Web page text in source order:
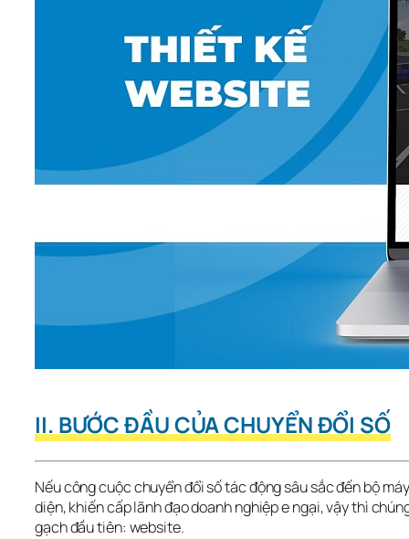
II. BƯỚC ĐẦU CỦA CHUYỂN ĐỔI SỐ
Nếu công cuộc chuyển đổi số tác động sâu sắc đến bộ
diện, khiến cấp lãnh đạo doanh nghiệp e ngại, vậy thì
gạch đầu tiên: website.